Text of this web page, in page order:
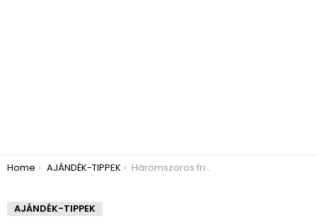
You are here:
Home AJÁNDÉK-TIPPEK Háromszoros frissesség egy csomagban: Lexy Prémium öblítő, Évszakok vegyes csomag 3x5L
AJÁNDÉK-TIPPEK